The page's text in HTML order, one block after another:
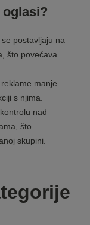
postavljaju na
što povećava
manje
s njima.
nad
što
skupini.